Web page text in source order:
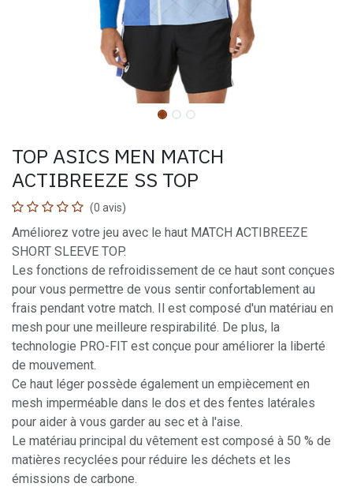
TOP ASICS MEN MATCH
ACTIBREEZE SS TOP
(0 avis)
Améliorez votre jeu avec le haut MATCH ACTIBREEZE
SHORT SLEEVE TOP.
Les fonctions de refroidissement de ce haut sont conçues
pour vous permettre de vous sentir confortablement au
frais pendant votre match. Il est composé d'un matériau en
mesh pour une meilleure respirabilité. De plus, la
technologie PRO-FIT est conçue pour améliorer la liberté
de mouvement.
Ce haut léger possède également un empiècement en
mesh imperméable dans le dos et des fentes latérales
pour aider à vous garder au sec et à l'aise.
Le matériau principal du vêtement est composé à 50 % de
matières recyclées pour réduire les déchets et les
émissions de carbone.